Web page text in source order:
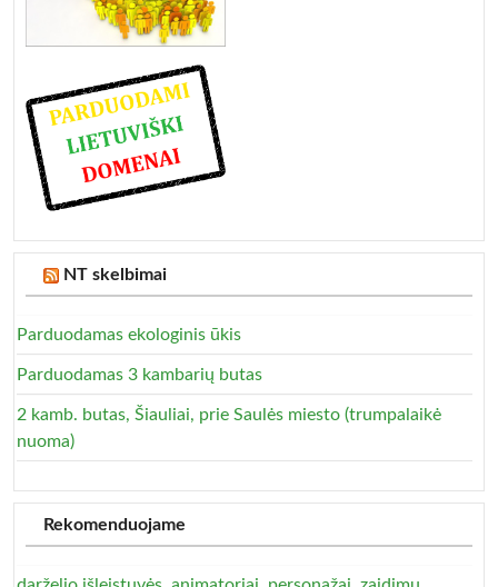
NT skelbimai
Parduodamas ekologinis ūkis
Parduodamas 3 kambarių butas
2 kamb. butas, Šiauliai, prie Saulės miesto (trumpalaikė
nuoma)
Rekomenduojame